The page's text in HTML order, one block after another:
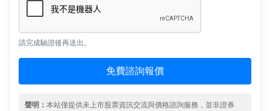
請完成驗證後再送出。
免費諮詢報價
聲明： 本站僅提供未上市股票資訊交流與價格諮詢服務，並非證券